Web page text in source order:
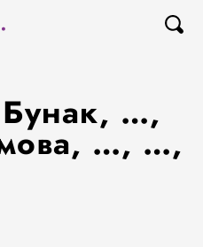
Бунак, …,
…, …,